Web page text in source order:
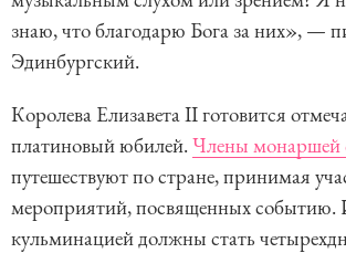
знаю, что благодарю Бога за них», —
Эдинбургский.
Королева Елизавета II готовится
платиновый юбилей. Члены монаршей
путешествуют по стране, принимая
мероприятий, посвященных событию.
кульминацией должны стать